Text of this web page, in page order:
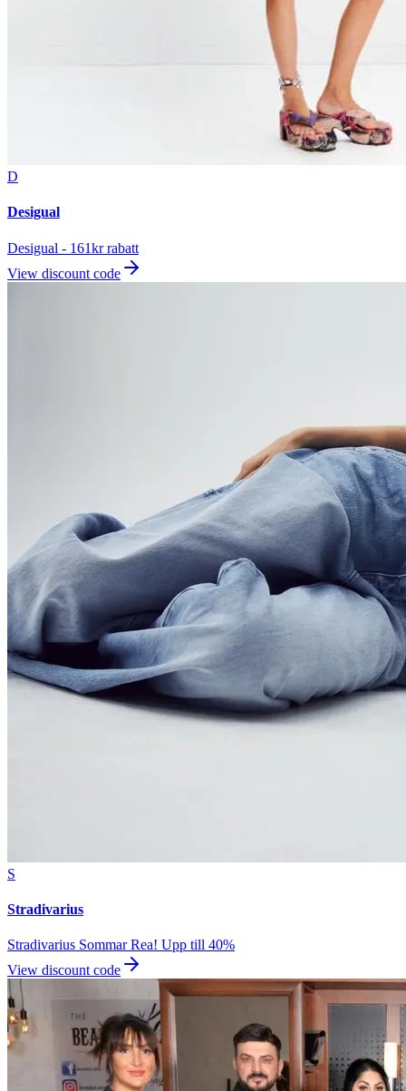
D
Desigual
Desigual - 161kr rabatt
View discount code
S
Stradivarius
Stradivarius Sommar Rea! Upp till 40%
View discount code